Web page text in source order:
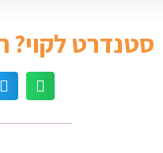
סטנדרט לקוי?